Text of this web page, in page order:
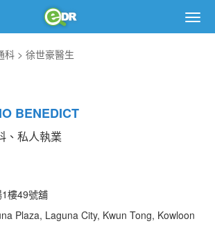
科 徐世豪醫生
BENEDICT
、私人執業
樓49號舖
Plaza, Laguna City, Kwun Tong, Kowloon